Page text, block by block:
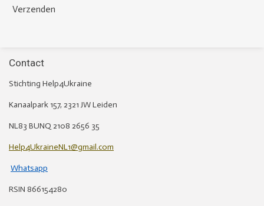
Verzenden
Contact
Stichting Help4Ukraine
Kanaalpark 157, 2321 JW Leiden
NL83 BUNQ 2108 2656 35
Help4UkraineNL1@gmail.com
Whatsapp
RSIN 866154280